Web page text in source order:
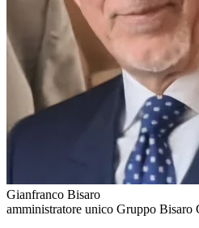
Gianfranco Bisaro
amministratore unico Gruppo Bisaro